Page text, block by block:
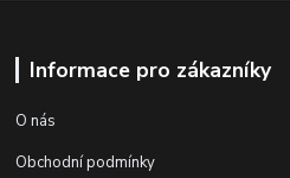
Informace pro zákazníky
O nás
Obchodní podmínky